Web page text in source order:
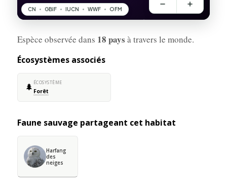
Espèce observée dans 18 pays à travers le monde.
Écosystèmes associés
🌲 ÉCOSYSTÈME
Forêt
Faune sauvage partageant cet habitat
Harfang
des
neiges